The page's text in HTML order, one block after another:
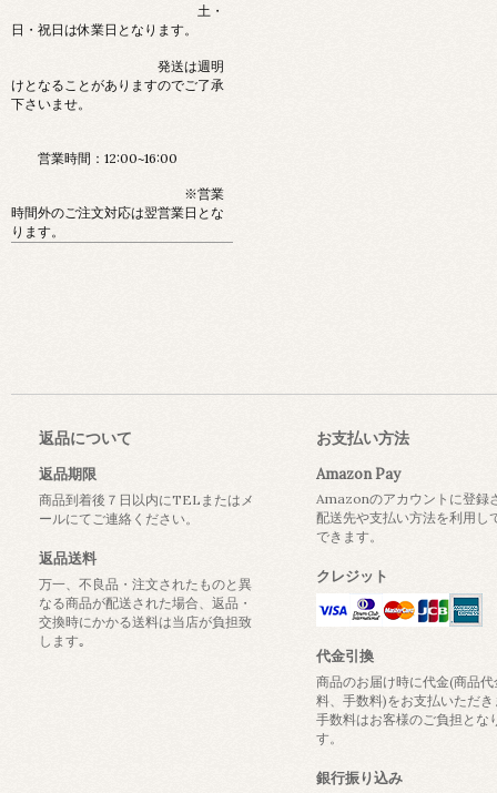
土・
日・祝日は休業日となります。
発送は週明
けとなることがありますのでご了承
下さいませ。
営業時間：12:00~16:00
※営業
時間外のご注文対応は翌営業日とな
ります。
返品について
返品期限
商品到着後７日以内にTELまたはメ
ールにてご連絡ください。
返品送料
万一、不良品・注文されたものと異
なる商品が配送された場合、返品・
交換時にかかる送料は当店が負担致
します｡
お支払い方法
Amazon Pay
Amazonのアカウントに登録
配送先や支払い方法を利用し
できます。
クレジット
代金引換
商品のお届け時に代金(商品代
料、手数料)をお支払いただき
手数料はお客様のご負担とな
す。
銀行振り込み